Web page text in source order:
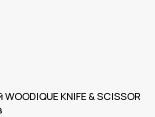
KNIFE & SCISSOR